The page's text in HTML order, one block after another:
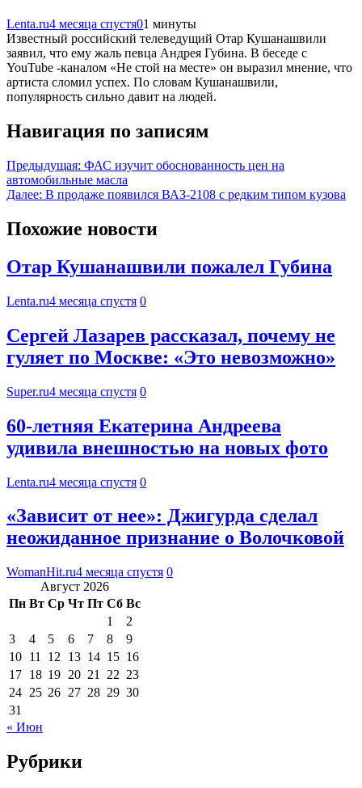
Lenta.ru4 месяца спустя01 минуты
Известный российский телеведущий Отар Кушанашвили
заявил, что ему жаль певца Андрея Губина. В беседе с
YouTube -каналом «Не стой на месте» он выразил мнение, что
артиста сломил успех. По словам Кушанашвили,
популярность сильно давит на людей.
Навигация по записям
Предыдущая: ФАС изучит обоснованность цен на
автомобильные масла
Далее: В продаже появился ВАЗ-2108 с редким типом кузова
Похожие новости
Отар Кушанашвили пожалел Губина
Lenta.ru4 месяца спустя 0
Сергей Лазарев рассказал, почему не
гуляет по Москве: «Это невозможно»
Super.ru4 месяца спустя 0
60-летняя Екатерина Андреева
удивила внешностью на новых фото
Lenta.ru4 месяца спустя 0
«Зависит от нее»: Джигурда сделал
неожиданное признание о Волочковой
WomanHit.ru4 месяца спустя 0
Август 2026
Пн Вт Ср Чт Пт Сб Вс
1
2
3
4 5 6 7 8
9
10 11 12 13 14 15 16
17 18 19 20 21 22 23
24 25 26 27 28 29 30
31
« Июн
Рубрики